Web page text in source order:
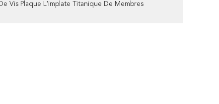
Vis Plaque L'implate Titanique De Membres